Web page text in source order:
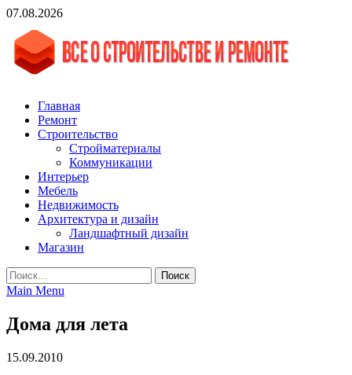
Skip
content
07.08.2026
vgasa.ru
Строительный журнал. Всё о строительстве и ремонтах
Главная
Ремонт
Строительство
Стройматериалы
Коммуникации
Интерьер
Мебель
Недвижимость
Архитектура и дизайн
Ландшафтный дизайн
Магазин
Найти:
Main Menu
Дома для лета
15.09.2010